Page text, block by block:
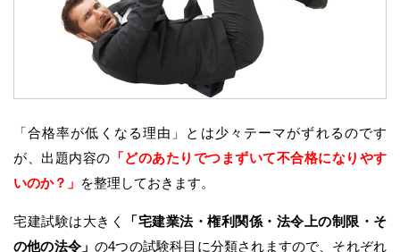
「合格率が低くなる理由」とは少々テーマがずれるのです
が、出題内容の 「どのあたりでつまずいて不合格になりやす
いのか？」 を整理しておきます。
宅建試験は大きく
「宅建業法・権利関係・法令上の制限・そ
の他の法令」の4つの試験科目に分類されますので、それぞれ